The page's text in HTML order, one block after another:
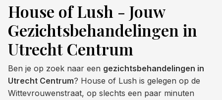
House of Lush - Jouw
Gezichtsbehandelingen in
Utrecht Centrum
Ben je op zoek naar een gezichtsbehandelingen in
Utrecht Centrum? House of Lush is gelegen op de
Wittevrouwenstraat, op slechts een paar minuten